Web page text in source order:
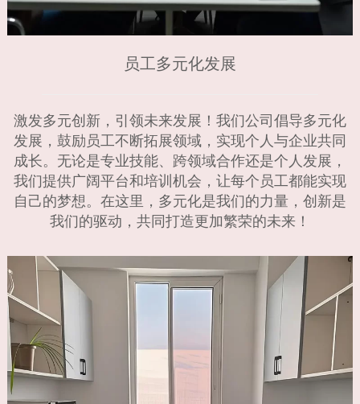
员工多元化发展
激发多元创新，引领未来发展！我们公司倡导多元化
发展，鼓励员工不断拓展领域，实现个人与企业共同
成长。无论是专业技能、跨领域合作还是个人发展，
我们提供广阔平台和培训机会，让每个员工都能实现
自己的梦想。在这里，多元化是我们的力量，创新是
我们的驱动，共同打造更加繁荣的未来！